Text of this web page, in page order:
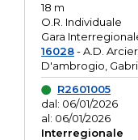
18 m
O.R. Individuale
Gara
16028- A.D.
D'ambrogio,
R2601005
dal: 06/01/2026
al: 06/01/2026
Interregionale